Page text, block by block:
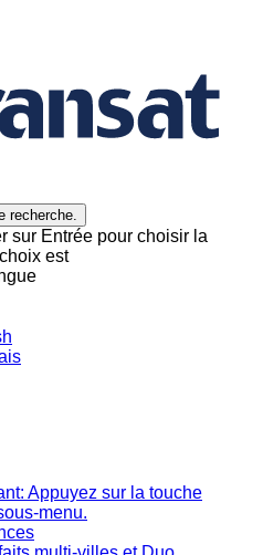
recherche.
sur Entrée pour choisir la
est
Appuyez sur la touche
menu.